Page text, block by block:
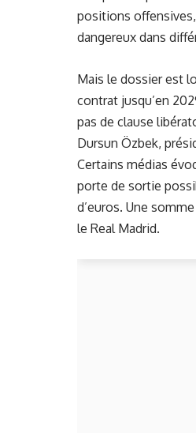
positions
dangereux dans
Mais le dossier est
contrat jusqu’en
pas de clause
Dursun Özbek,
Certains médias
porte de sortie
d’euros. Une
le Real Madrid.